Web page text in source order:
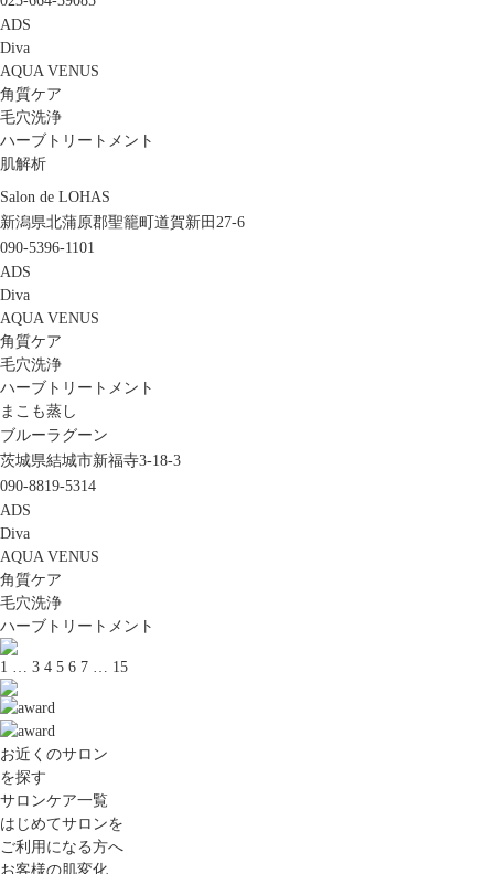
ADS
Diva
AQUA VENUS
角質ケア
毛穴洗浄
ハーブトリートメント
肌解析
Salon de LOHAS
新潟県北蒲原郡聖籠町道賀新田27-6
090-5396-1101
ADS
Diva
AQUA VENUS
角質ケア
毛穴洗浄
ハーブトリートメント
まこも蒸し
ブルーラグーン
茨城県結城市新福寺3-18-3
090-8819-5314
ADS
Diva
AQUA VENUS
角質ケア
毛穴洗浄
ハーブトリートメント
1 … 3 4 5 6 7 … 15
お近くのサロン
を探す
サロンケア一覧
はじめてサロンを
ご利用になる方へ
お客様の肌変化